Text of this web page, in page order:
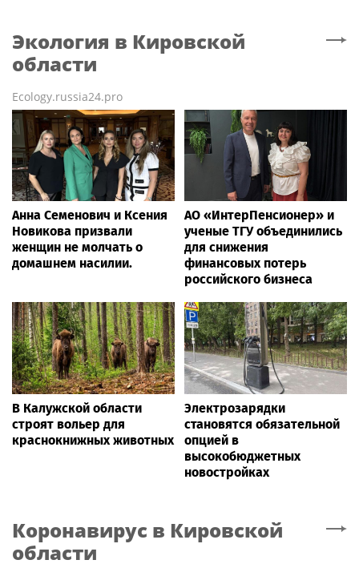
Экология в Кировской
области
Ecology.russia24.pro
Анна Семенович и Ксения
Новикова призвали
женщин не молчать о
домашнем насилии.
АО «ИнтерПенсионер» и
ученые ТГУ объединились
для снижения
финансовых потерь
российского бизнеса
В Калужской области
строят вольер для
краснокнижных животных
Электрозарядки
становятся обязательной
опцией в
высокобюджетных
новостройках
Коронавирус в Кировской
области